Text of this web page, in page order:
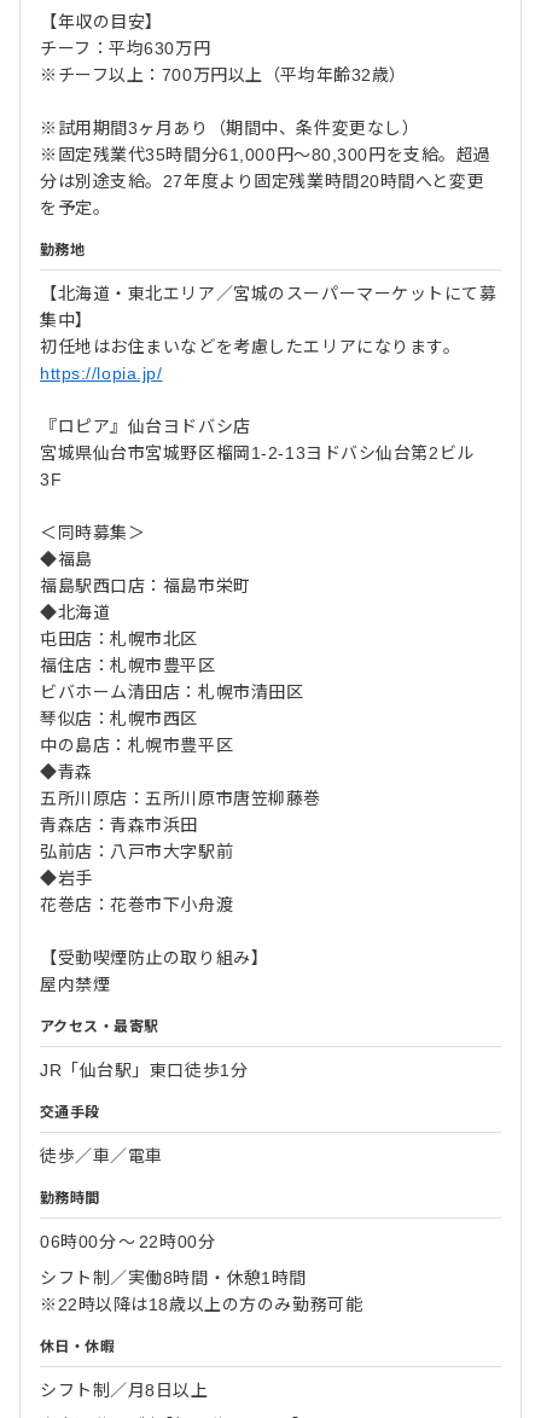
【年収の目安】
チーフ：平均630万円
※チーフ以上：700万円以上（平均年齢32歳）
※試用期間3ヶ月あり（期間中、条件変更なし）
※固定残業代35時間分61,000円～80,300円を支給。超過
分は別途支給。27年度より固定残業時間20時間へと変更
を予定。
勤務地
【北海道・東北エリア／宮城のスーパーマーケットにて募
集中】
初任地はお住まいなどを考慮したエリアになります。
https://lopia.jp/
『ロピア』仙台ヨドバシ店
宮城県仙台市宮城野区榴岡1-2-13ヨドバシ仙台第2ビル
3F
＜同時募集＞
◆福島
福島駅西口店：福島市栄町
◆北海道
屯田店：札幌市北区
福住店：札幌市豊平区
ビバホーム清田店：札幌市清田区
琴似店：札幌市西区
中の島店：札幌市豊平区
◆青森
五所川原店：五所川原市唐笠柳藤巻
青森店：青森市浜田
弘前店：八戸市大字駅前
◆岩手
花巻店：花巻市下小舟渡
【受動喫煙防止の取り組み】
屋内禁煙
アクセス・最寄駅
JR「仙台駅」東口徒歩1分
交通手段
徒歩／車／電車
勤務時間
06時00分〜 22時00分
シフト制／実働8時間・休憩1時間
※22時以降は18歳以上の方のみ勤務可能
休日・休暇
シフト制／月8日以上